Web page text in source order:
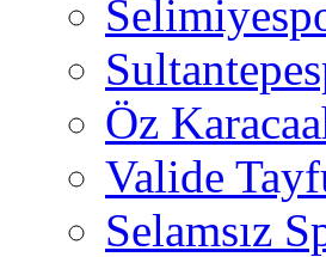
Öz
Valide
Selamsız